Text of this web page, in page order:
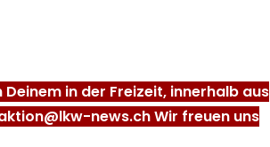
in der Freizeit, innerhalb aus
news.ch Wir freuen uns